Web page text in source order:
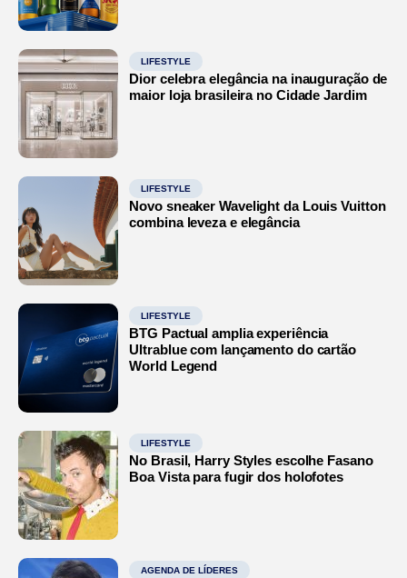
LIFESTYLE
Dior celebra elegância na inauguração de
maior loja brasileira no Cidade Jardim
LIFESTYLE
Novo sneaker Wavelight da Louis Vuitton
combina leveza e elegância
LIFESTYLE
BTG Pactual amplia experiência
Ultrablue com lançamento do cartão
World Legend
LIFESTYLE
No Brasil, Harry Styles escolhe Fasano
Boa Vista para fugir dos holofotes
AGENDA DE LÍDERES